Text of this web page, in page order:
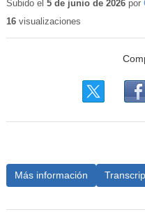
Subido el 5 de junio de 2026por
16visualizaciones
Más información